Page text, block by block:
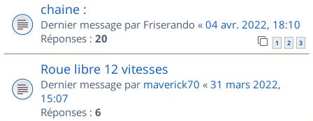
chaine :
Dernier message par Friserando « 04 avr. 2022, 18:10
Réponses : 20 1 2 3
Roue libre 12 vitesses
Dernier message par maverick70 « 31 mars 2022,
15:07
Réponses : 6